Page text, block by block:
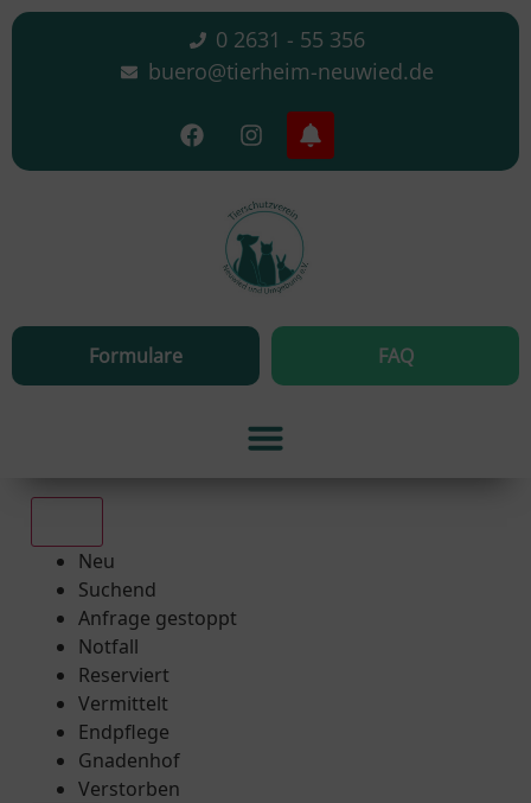
0 2631 - 55 356
buero@tierheim-neuwied.de
Formulare FAQ
Neu
Suchend
Anfrage gestoppt
Notfall
Reserviert
Vermittelt
Endpflege
Gnadenhof
Verstorben